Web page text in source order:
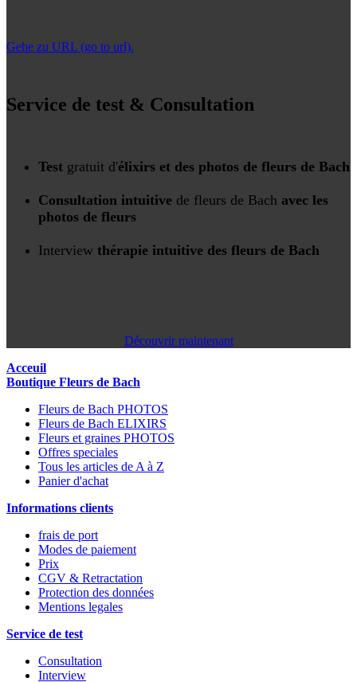
Gehe zu URL (go to url).
Service de test & Consultation
Test gratuit d'élixirs et des photos de fleurs de Bach
Consultation intuitive de fleurs de Bach avec les
photos de fleurs
Interview thérapie intuitive des fleurs de Bach
Découvrir maintenant
Acceuil
Boutique Fleurs de Bach
Fleurs de Bach PHOTOS
Fleurs de Bach ELIXIRS
Fleurs et graines PHOTOS
Offres speciales
Tous les articles de A à Z
Panier d'achat
Informations clients
frais de port
Modes de paiement
Prix
CGV & Retractation
Protection des données
Mentions legales
Service de test
Consultation
Interview